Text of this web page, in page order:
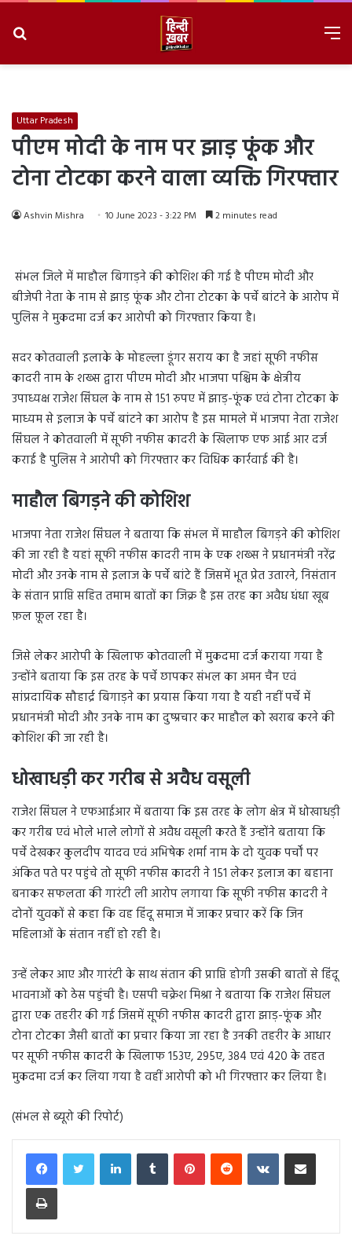
Uttar Pradesh
पीएम मोदी के नाम पर झाड़ फूंक और
टोना टोटका करने वाला व्यक्ति गिरफ्तार
Ashvin Mishra 10 June 2023 - 3:22 PM 2 minutes read
संभल जिले में माहौल बिगाड़ने की कोशिश की गई है पीएम मोदी और
बीजेपी नेता के नाम से झाड़ फूंक और टोना टोटका के पर्चे बांटने के आरोप में
पुलिस ने मुकदमा दर्ज कर आरोपी को गिरफ्तार किया है।
सदर कोतवाली इलाके के मोहल्ला डूंगर सराय का है जहां सूफी नफीस
कादरी नाम के शख्स द्वारा पीएम मोदी और भाजपा पश्चिम के क्षेत्रीय
उपाध्यक्ष राजेश सिंघल के नाम से 151 रुपए में झाड़-फूंक एवं टोना टोटका के
माध्यम से इलाज के पर्चे बांटने का आरोप है इस मामले में भाजपा नेता राजेश
सिंघल ने कोतवाली में सूफी नफीस कादरी के खिलाफ एफ आई आर दर्ज
कराई है पुलिस ने आरोपी को गिरफ्तार कर विधिक कार्रवाई की है।
माहौल बिगड़ने की कोशिश
भाजपा नेता राजेश सिंघल ने बताया कि संभल में माहौल बिगड़ने की कोशिश
की जा रही है यहां सूफी नफीस कादरी नाम के एक शख्स ने प्रधानमंत्री नरेंद्र
मोदी और उनके नाम से इलाज के पर्चे बांटे हैं जिसमें भूत प्रेत उतारने, निसंतान
के संतान प्राप्ति सहित तमाम बातों का जिक्र है इस तरह का अवैध धंधा खूब
फ़ल फ़ूल रहा है।
जिसे लेकर आरोपी के खिलाफ कोतवाली में मुकदमा दर्ज कराया गया है
उन्होंने बताया कि इस तरह के पर्चे छापकर संभल का अमन चैन एवं
सांप्रदायिक सौहार्द्र बिगाड़ने का प्रयास किया गया है यही नहीं पर्चे में
प्रधानमंत्री मोदी और उनके नाम का दुष्प्रचार कर माहौल को खराब करने की
कोशिश की जा रही है।
धोखाधड़ी कर गरीब से अवैध वसूली
राजेश सिंघल ने एफआईआर में बताया कि इस तरह के लोग क्षेत्र में धोखाधड़ी
कर गरीब एवं भोले भाले लोगों से अवैध वसूली करते हैं उन्होंने बताया कि
पर्चे देखकर कुलदीप यादव एवं अभिषेक शर्मा नाम के दो युवक पर्चों पर
अंकित पते पर पहुंचे तो सूफी नफीस कादरी ने 151 लेकर इलाज का बहाना
बनाकर सफलता की गारंटी ली आरोप लगाया कि सूफी नफीस कादरी ने
दोनों युवकों से कहा कि वह हिंदू समाज में जाकर प्रचार करें कि जिन
महिलाओं के संतान नहीं हो रही है।
उन्हें लेकर आए और गारंटी के साथ संतान की प्राप्ति होगी उसकी बातों से हिंदू
भावनाओं को ठेस पहुंची है। एसपी चक्रेश मिश्रा ने बताया कि राजेश सिंघल
द्वारा एक तहरीर की गई जिसमें सूफी नफीस कादरी द्वारा झाड़-फूंक और
टोना टोटका जैसी बातों का प्रचार किया जा रहा है उनकी तहरीर के आधार
पर सूफी नफीस कादरी के खिलाफ 153ए, 295ए, 384 एवं 420 के तहत
मुकदमा दर्ज कर लिया गया है वहीं आरोपी को भी गिरफ्तार कर लिया है।
(संभल से ब्यूरो की रिपोर्ट)
LinkedInTumblr PinterestReddit VKontakteShare via Email
Print